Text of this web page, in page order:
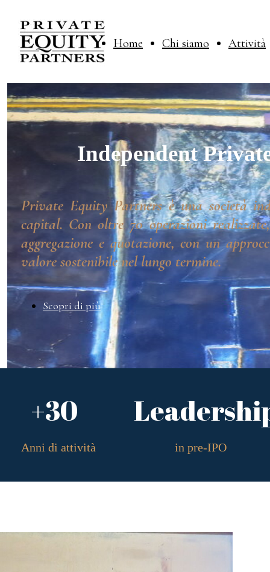
Home Chi siamo Attività
Independent
Private Equity Partners è una società
capital. Con oltre 70 operazioni
aggregazione e quotazione, con un
valore sostenibile nel lungo termine.
Scopri di più
+30
in pre-IPO
Anni di attività